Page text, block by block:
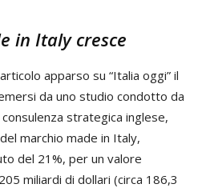
in Italy cresce
apparso su “Italia oggi” il
da uno studio condotto da
strategica inglese,
marchio made in Italy,
del 21%, per un valore
miliardi di dollari (circa 186,3